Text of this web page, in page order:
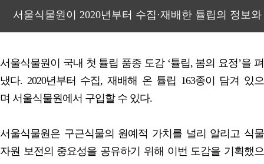
서울식물원이 2020년부터 수집·재배한 튤립의 정보
서울식물원이 국내 첫 튤립 품종 도감 ‘튤립, 봄의 요정’을 펴
냈다. 2020년부터 수집, 재배해 온 튤립 163종이 담겨 있으
며 서울식물원에서 구입할 수 있다.
서울식물원은 구근식물의 원예적 가치를 널리 알리고 식물
자원 보전의 중요성을 공유하기 위해 이번 도감을 기획했으